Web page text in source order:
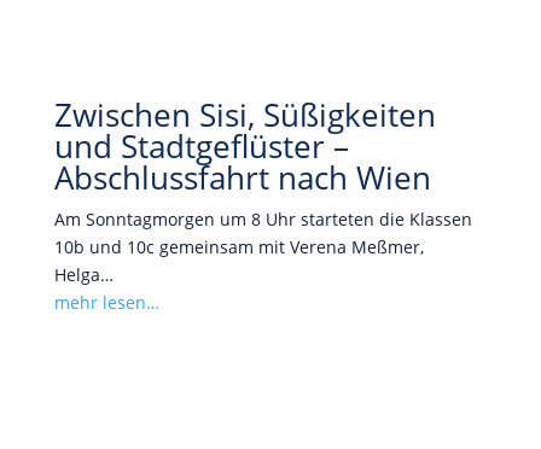
Zwischen Sisi, Süßigkeiten
und Stadtgeflüster –
Abschlussfahrt nach Wien
Am Sonntagmorgen um 8 Uhr starteten die Klassen
10b und 10c gemeinsam mit Verena Meßmer,
Helga…
mehr lesen…